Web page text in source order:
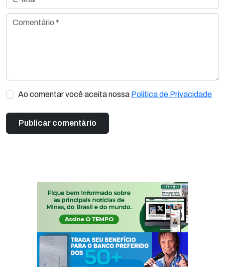
Comentário *
Ao comentar você aceita nossa Política de Privacidade